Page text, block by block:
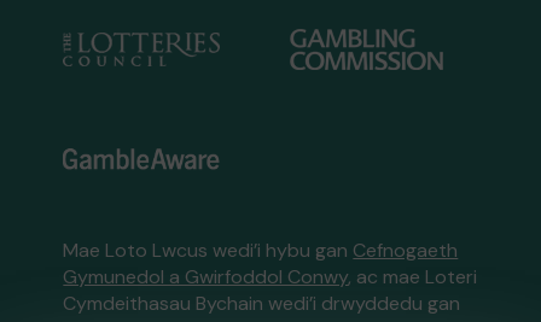
Mae Loto Lwcus wedi’i hybu gan Cefnogaeth
Gymunedol a Gwirfoddol Conwy, ac mae Loteri
Cymdeithasau Bychain wedi’i drwyddedu gan